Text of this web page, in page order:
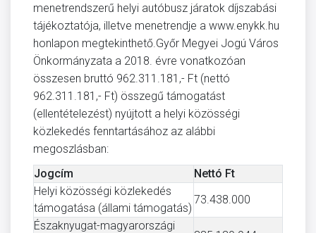
menetrendszerű helyi autóbusz járatok díjszabási
tájékoztatója, illetve menetrendje a www.enykk.hu
honlapon megtekinthető.Győr Megyei Jogú Város
Önkormányzata a 2018. évre vonatkozóan
összesen bruttó 962.311.181,- Ft (nettó
962.311.181,- Ft) összegű támogatást
(ellentételezést) nyújtott a helyi közösségi
közlekedés fenntartásához az alábbi
megoszlásban:
Jogcím
Nettó Ft
Helyi közösségi közlekedés
támogatása (állami támogatás)
73.438.000
Északnyugat-magyarországi